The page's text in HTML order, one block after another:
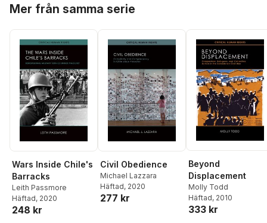
Mer från samma serie
Wars Inside Chile's
Barracks
Leith Passmore
Häftad, 2020
248 kr
Civil Obedience
Michael Lazzara
Häftad, 2020
277 kr
Beyond
Displacement
Molly Todd
Häftad, 2010
333 kr